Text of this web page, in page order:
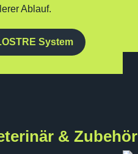
Ablauf.
System
& Zubehör